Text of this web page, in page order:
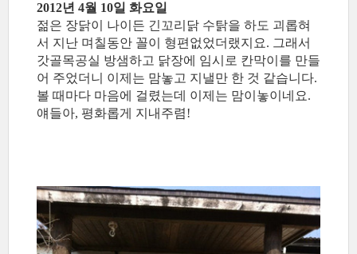
2012년 4월 10일 화요일
젊은 장닭이 나이든 긴꼬리닭 수탉을 하도 괴롭혀
서 지난 며칠동안 꼴이 형편없었더랬지요. 그래서
갓골목공실 방샘하고 닭장에 임시로 칸막이를 만들
어 주었더니 이제는 맘놓고 지낼만 한 것 같습니다.
볼 때마다 마음에 걸렸는데 이제는 맘이놓이네요.
얘들아, 평화롭게 지내주렴!